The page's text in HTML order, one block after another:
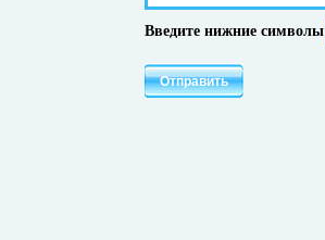
Введите нижние символы